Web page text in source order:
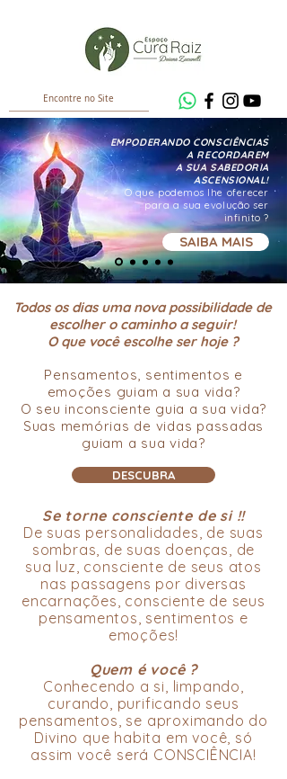
EMPODERANDO CONSCIÊNCIAS
A RECORDAREM
A SUA SABEDORIA
ASCENSIONAL!
O que podemos lhe oferecer
para a sua evolução ser
infinito ?
SAIBA MAIS
Todos os dias uma nova possibilidade de
escolher o caminho a seguir!
O que você escolhe ser hoje ?
Pensamentos, sentimentos e
emoções guiam a sua vida?
O seu inconsciente guia a sua vida?
Suas memórias de vidas passadas
guiam a sua vida?
DESCUBRA
Se torne consciente de si !!
De suas personalidades, de suas
sombras, de suas doenças, de
sua luz, consciente de seus atos
nas passagens por diversas
encarnações, consciente de seus
pensamentos, sentimentos e
emoções!
Quem é você ?
Conhecendo a si, limpando,
curando, purificando seus
pensamentos, se aproximando do
Divino que habita em você, só
assim você será CONSCIÊNCIA!